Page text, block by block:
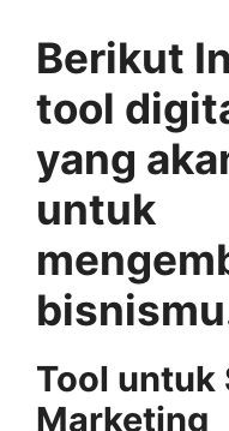
Berikut
tool
yang
untuk
Tool untuk
Marketing